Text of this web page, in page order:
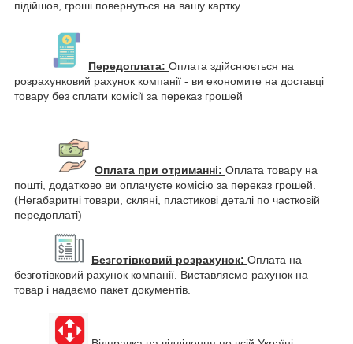
підійшов, гроші повернуться на вашу картку.
Передоплата: Оплата здійснюється на
розрахунковий рахунок компанії - ви економите на доставці
товару без сплати комісії за переказ грошей
Оплата при отриманні: Оплата товару на
пошті, додатково ви оплачуєте комісію за переказ грошей.
(Негабаритні товари, скляні, пластикові деталі по частковій
передоплаті)
Безготівковий розрахунок: Оплата на
безготівковий рахунок компанії. Виставляємо рахунок на
товар і надаємо пакет документів.